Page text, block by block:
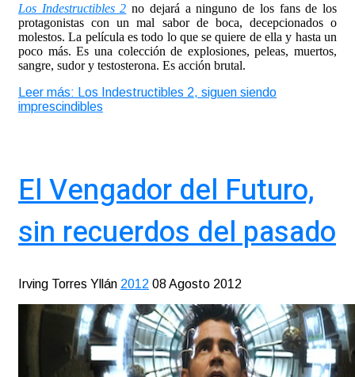
Los Indestructibles 2 no dejará a ninguno de los fans de los
protagonistas con un mal sabor de boca, decepcionados o
molestos. La película es todo lo que se quiere de ella y hasta un
poco más. Es una colección de explosiones, peleas, muertos,
sangre, sudor y testosterona. Es acción brutal.
Leer más: Los Indestructibles 2, siguen siendo
imprescindibles
El Vengador del Futuro,
sin recuerdos del pasado
Irving Torres Yllán 2012 08 Agosto 2012